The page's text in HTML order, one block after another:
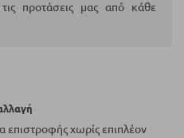
τις προτάσεις μας από κάθε
επιστροφής χωρίς επιπλέον